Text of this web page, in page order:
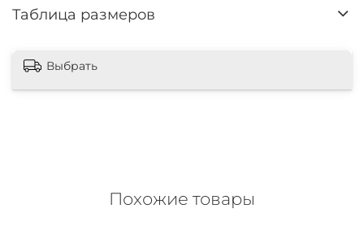
Таблица размеров
Выбрать
Похожие товары